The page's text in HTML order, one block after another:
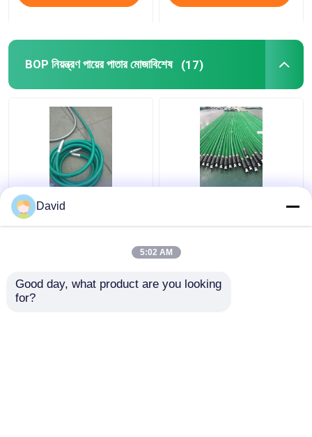
BOP নিয়ন্ত্রণ পায়ের পাতার মোজাবিশেষ (17)
উচ্চ চাপ তেলক্ষেত্র ভাইব্রেটর
পায়ের পাতার মোজাবিশেষ
হাইড্রোলিক তরল BOP কন্ট্রোল
David
5:02 AM
Good day, what product are you looking
for?